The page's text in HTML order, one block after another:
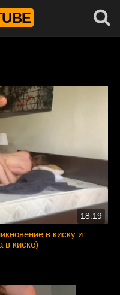
18:19
в киску и
в киске)